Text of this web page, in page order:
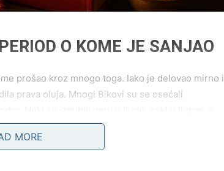
O KOME JE SANJAO
prošao kroz mnogo toga. Iako je delovao mirno i
prava oluja. Mnogi Bikovi su se osećali
MORE